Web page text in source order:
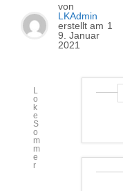
von
LKAdmin
erstellt am 1
9. Januar
2021
L
o
k
e
S
o
m
m
e
r